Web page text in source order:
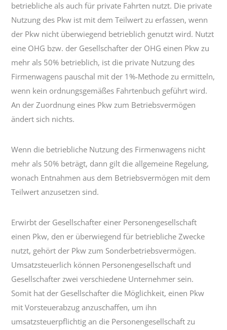
betriebliche als auch für private Fahrten nutzt. Die private
Nutzung des Pkw ist mit dem Teilwert zu erfassen, wenn
der Pkw nicht überwiegend betrieblich genutzt wird. Nutzt
eine OHG bzw. der Gesellschafter der OHG einen Pkw zu
mehr als 50% betrieblich, ist die private Nutzung des
Firmenwagens pauschal mit der 1%-Methode zu ermitteln,
wenn kein ordnungsgemäßes Fahrtenbuch geführt wird.
An der Zuordnung eines Pkw zum Betriebsvermögen
ändert sich nichts.
Wenn die betriebliche Nutzung des Firmenwagens nicht
mehr als 50% beträgt, dann gilt die allgemeine Regelung,
wonach Entnahmen aus dem Betriebsvermögen mit dem
Teilwert anzusetzen sind.
Erwirbt der Gesellschafter einer Personengesellschaft
einen Pkw, den er überwiegend für betriebliche Zwecke
nutzt, gehört der Pkw zum Sonderbetriebsvermögen.
Umsatzsteuerlich können Personengesellschaft und
Gesellschafter zwei verschiedene Unternehmer sein.
Somit hat der Gesellschafter die Möglichkeit, einen Pkw
mit Vorsteuerabzug anzuschaffen, um ihn
umsatzsteuerpflichtig an die Personengesellschaft zu